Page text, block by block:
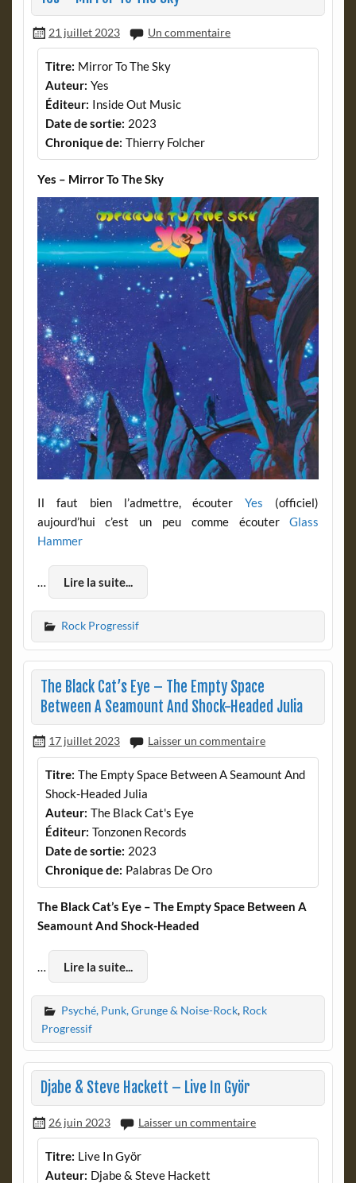
21 juillet 2023 Un commentaire
Titre: Mirror To The Sky
Auteur: Yes
Éditeur: Inside Out Music
Date de sortie: 2023
Chronique de: Thierry Folcher
Yes – Mirror To The Sky
Il faut bien l’admettre, écouterYes (officiel)
aujourd’hui c’est un peu comme écouterGlass
Hammer
… Lire la suite...
Rock Progressif
The Black Cat’s Eye – The Empty Space
Between A Seamount And Shock-Headed Julia
17 juillet 2023 Laisser un commentaire
Titre: The Empty Space Between A Seamount And
Shock-Headed Julia
Auteur: The Black Cat's Eye
Éditeur: Tonzonen Records
Date de sortie: 2023
Chronique de: Palabras De Oro
The Black Cat’s Eye – The Empty Space Between A
Seamount And Shock-Headed
… Lire la suite...
Psyché, Punk, Grunge & Noise-Rock, Rock
Progressif
Djabe & Steve Hackett – Live In Györ
26 juin 2023 Laisser un commentaire
Titre: Live In Györ
Auteur: Djabe & Steve Hackett